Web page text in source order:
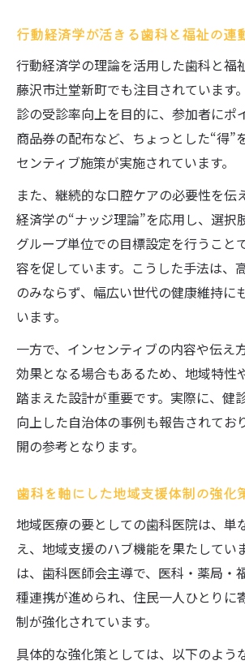
行動経済学が活きる歯科と福祉の連
行動経済学の理論を活用した歯科と福
藤沢市辻堂新町でも注目されています
診の受診率向上を目的に、参加者にポ
商品券の配布など、ちょっとした“得”
センティブ施策が実施されています。
また、継続的な口腔ケアの必要性を伝
経済学の“ナッジ理論”を応用し、選択
グループ単位での目標設定を行うこと
容を促しています。こうした手法は、
のみならず、幅広い世代の健康維持に
います。
一方で、インセンティブの内容や伝え
効果となる場合もあるため、地域特性
踏まえた設計が重要です。実際に、健
向上した自治体の事例も報告されてお
開の参考となります。
歯科を軸にした地域支援体制の強化
地域医療の要としての歯科医院は、単
え、地域支援のハブ機能を果たしてい
は、歯科医師会主導で、医科・薬局・
種連携が進められ、住民一人ひとりに
制が強化されています。
具体的な強化策としては、以下のよう